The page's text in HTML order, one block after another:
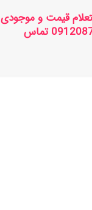
قیمت و موجودی
با 09120876634 تماس